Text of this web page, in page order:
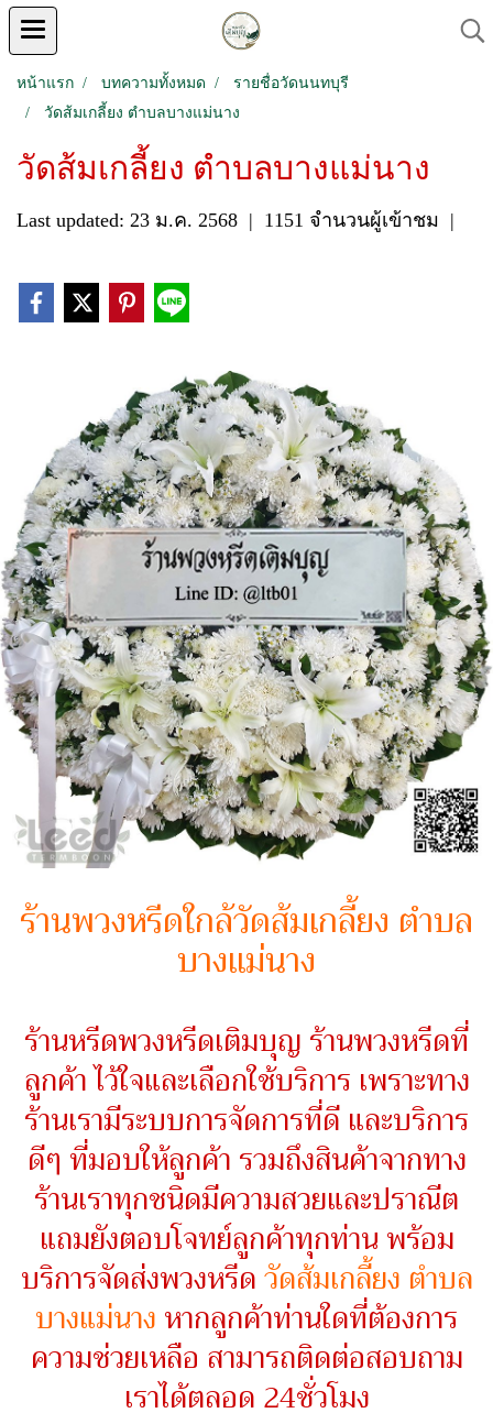
หน้าแรก บทความทั้งหมด
รายชื่อวัดนนทบุรี
วัดส้มเกลี้ยง ตำบลบางแม่นาง
วัดส้มเกลี้ยง ตำบลบางแม่นาง
Last updated: 23 ม.ค. 2568 | 1151 จำนวนผู้เข้าชม |
ร้านพวงหรีดใกล้วัดส้มเกลี้ยง ตำบล
บางแม่นาง
ร้านหรีดพวงหรีดเติมบุญ ร้านพวงหรีดที่
ลูกค้า ไว้ใจและเลือกใช้บริการ เพราะทาง
ร้านเรามีระบบการจัดการที่ดี และบริการ
ดีๆ ที่มอบให้ลูกค้า รวมถึงสินค้าจากทาง
ร้านเราทุกชนิดมีความสวยและปราณีต
แถมยังตอบโจทย์ลูกค้าทุกท่าน พร้อม
บริการจัดส่งพวงหรีดวัดส้มเกลี้ยง ตำบล
บางแม่นาง หากลูกค้าท่านใดที่ต้องการ
ความช่วยเหลือ สามารถติดต่อสอบถาม
เราได้ตลอด 24ชั่วโมง